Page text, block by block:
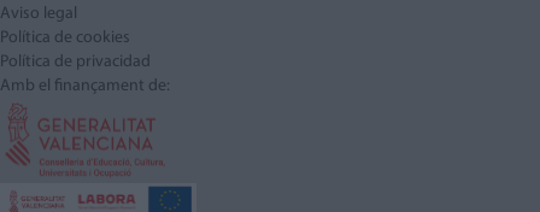
Aviso legal
Política de cookies
Política de privacidad
Amb el finançament de: